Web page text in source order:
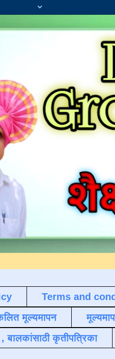
Terms and
मूल्यमापन
, बालकांसाठी कृतीपत्रिका